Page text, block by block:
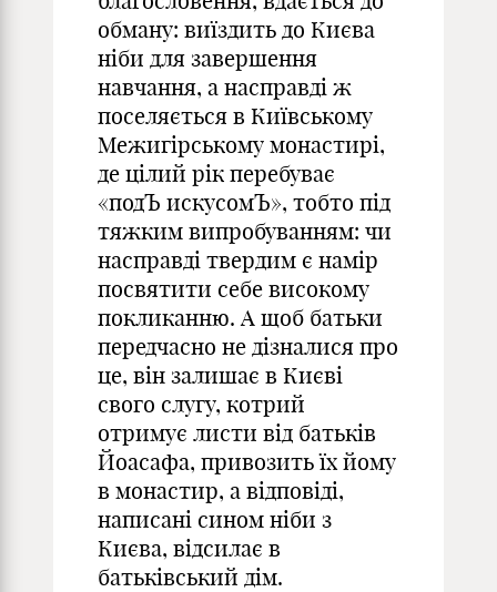
обману: виїздить до Києва
ніби для завершення
навчання, а насправді ж
поселяється в Київському
Межигірському монастирі,
де цілий рік перебуває
«подЪ искусомЪ», тобто під
тяжким випробуванням: чи
насправді твердим є намір
посвятити себе високому
покликанню. А щоб батьки
передчасно не дізналися про
це, він залишає в Києві
свого слугу, котрий
отримує листи від батьків
Йоасафа, привозить їх йому
в монастир, а відповіді,
написані сином ніби з
Києва, відсилає в
батьківський дім.